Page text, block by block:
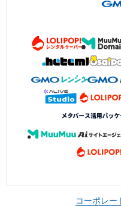
コーポレー